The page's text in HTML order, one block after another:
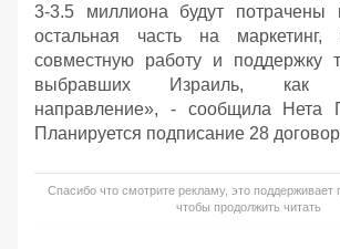
3-3.5 миллиона будут потрачены
остальная часть на
совместную работу и поддержку
выбравших Израиль, как
направление», - сообщила Нета
Планируется подписание 28
Спасибо что смотрите рекламу, это поддерживает
чтобы продолжить читать